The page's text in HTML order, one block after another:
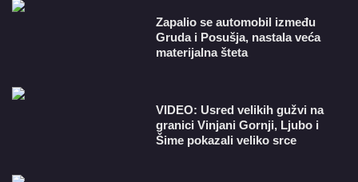
Zapalio se automobil između
Gruda i Posušja, nastala veća
materijalna šteta
VIDEO: Usred velikih gužvi na
granici Vinjani Gornji, Ljubo i
Šime pokazali veliko srce